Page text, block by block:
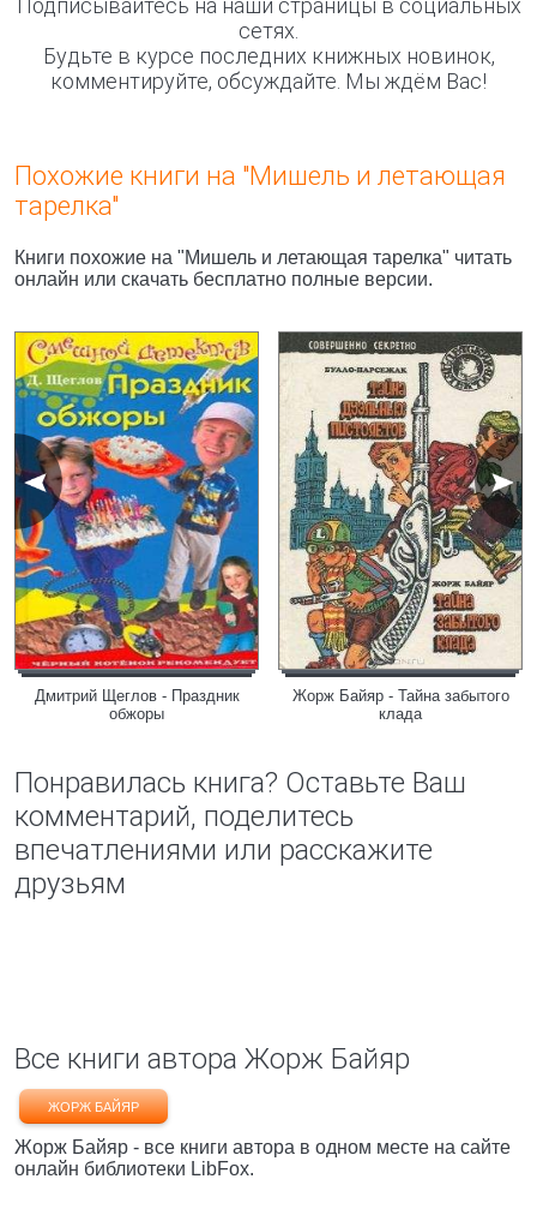
Подписывайтесь на наши страницы в социальных
сетях.
Будьте в курсе последних книжных новинок,
комментируйте, обсуждайте. Мы ждём Вас!
Похожие книги на "Мишель и летающая
тарелка"
Книги похожие на "Мишель и летающая тарелка" читать
онлайн или скачать бесплатно полные версии.
Дмитрий Щеглов - Праздник
обжоры
Жорж Байяр - Тайна забытого
клада
Понравилась книга? Оставьте Ваш
комментарий, поделитесь
впечатлениями или расскажите
друзьям
Все книги автора Жорж Байяр
ЖОРЖ БАЙЯР
Жорж Байяр - все книги автора в одном месте на сайте
онлайн библиотеки LibFox.